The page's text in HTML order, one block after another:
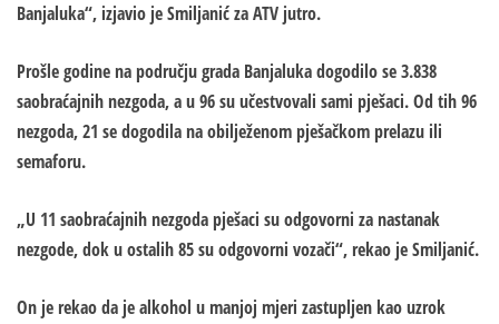
Banjaluka“, izjavio je Smiljanić za ATV jutro.
Prošle godine na području grada Banjaluka dogodilo se 3.838
saobraćajnih nezgoda, a u 96 su učestvovali sami pješaci. Od tih 96
nezgoda, 21 se dogodila na obilježenom pješačkom prelazu ili
semaforu.
„U 11 saobraćajnih nezgoda pješaci su odgovorni za nastanak
nezgode, dok u ostalih 85 su odgovorni vozači“, rekao je Smiljanić.
On je rekao da je alkohol u manjoj mjeri zastupljen kao uzrok